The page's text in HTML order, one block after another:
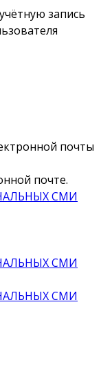
запись
почты
почте.